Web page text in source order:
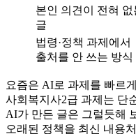
본인 의견이 전혀 없
글
법령·정책 과제에서
출처를 안 쓰는 방식
요즘은 AI로 과제를 빠르
사회복지사2급 과제는 단
AI가 만든 글은 그럴듯해
오래된 정책을 최신 내용